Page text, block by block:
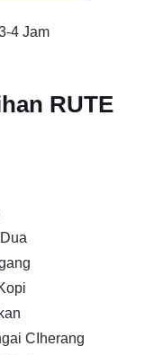
4 Jam
RUTE
CIherang